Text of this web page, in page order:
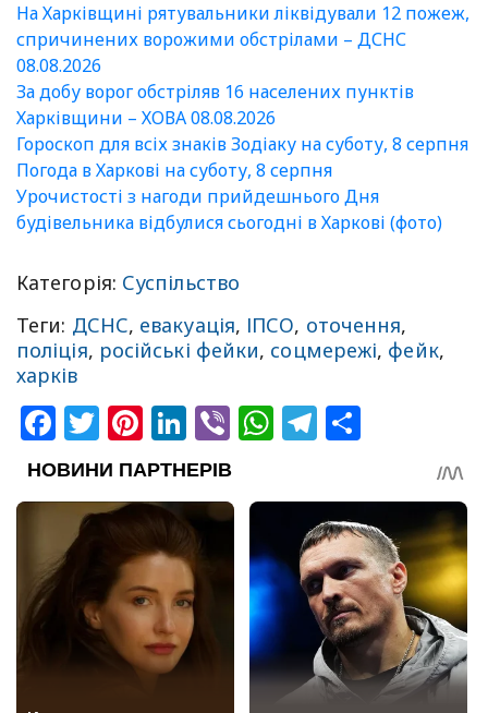
На Харківщині рятувальники ліквідували 12 пожеж,
спричинених ворожими обстрілами – ДСНС
08.08.2026
За добу ворог обстріляв 16 населених пунктів
Харківщини – ХОВА 08.08.2026
Гороскоп для всіх знаків Зодіаку на суботу, 8 серпня
Погода в Харкові на суботу, 8 серпня
Урочистості з нагоди прийдешнього Дня
будівельника відбулися сьогодні в Харкові (фото)
Категорія: Суспільство
Теги: ДСНС, евакуація, ІПСО, оточення,
поліція, російські фейки, соцмережі, фейк,
харків
Facebook
Twitter
Pinterest
LinkedIn
ViberWhatsApp
Telegram